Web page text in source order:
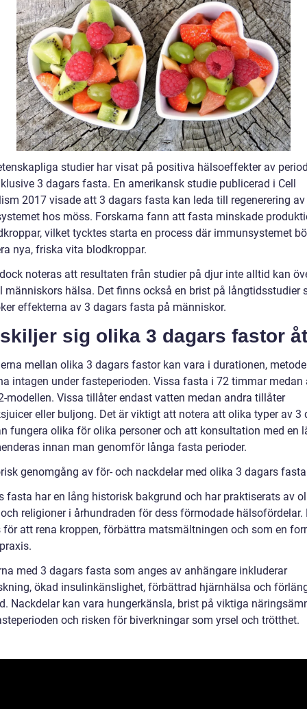
studier har visat på positiva hälsoeffekter av
3 dagars fasta. En amerikansk studie publicerad i Cell
2017 visade att 3 dagars fasta kan leda till regenerering av
hos möss. Forskarna fann att fasta minskade
vilket tycktes starta en process där immunsystemet
nya, friska vita blodkroppar.
noteras att resultaten från studier på djur inte alltid kan
människors hälsa. Det finns också en brist på långtidsstudier
effekterna av 3 dagars fasta på människor.
sig olika 3 dagars fastor
mellan olika 3 dagars fastor kan vara i durationen,
intagen under fasteperioden. Vissa fasta i 72 timmar medan
modellen. Vissa tillåter endast vatten medan andra tillåter
eller buljong. Det är viktigt att notera att olika typer av 3
fungera olika för olika personer och att konsultation med en
innan man genomför långa fasta perioder.
genomgång av för- och nackdelar med olika 3 dagars fasta
fasta har en lång historisk bakgrund och har praktiserats av
religioner i århundraden för dess förmodade hälsofördelar.
för att rena kroppen, förbättra matsmältningen och som en
med 3 dagars fasta som anges av anhängare inkluderar
ökad insulinkänslighet, förbättrad hjärnhälsa och
Nackdelar kan vara hungerkänsla, brist på viktiga
och risken för biverkningar som yrsel och trötthet.